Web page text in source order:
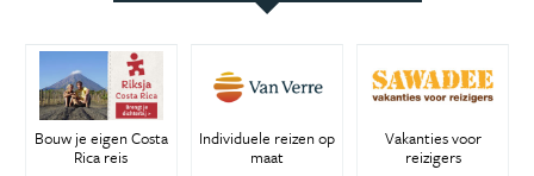
Bouw je eigen Costa
Rica reis
Individuele reizen op
maat
Vakanties voor
reizigers